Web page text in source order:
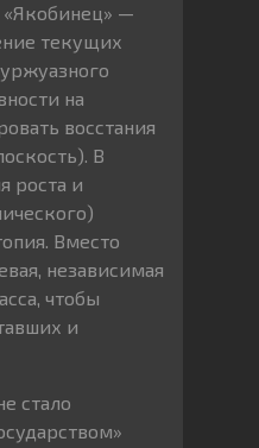
«Якобинец» —
текущих
на
восстания
В
роста и
Вместо
независимая
чтобы
и
стало